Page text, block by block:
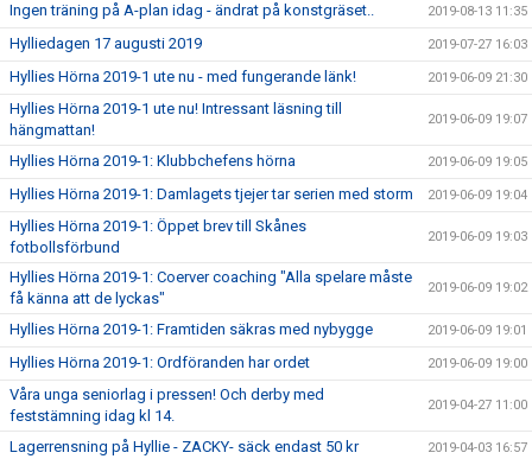
Ingen träning på A-plan idag - ändrat på konstgräset.. 2019-08-13 11:35
Hylliedagen 17 augusti 2019 2019-07-27 16:03
Hyllies Hörna 2019-1 ute nu - med fungerande länk! 2019-06-09 21:30
Hyllies Hörna 2019-1 ute nu! Intressant läsning till
hängmattan!
2019-06-09 19:07
Hyllies Hörna 2019-1: Klubbchefens hörna 2019-06-09 19:05
Hyllies Hörna 2019-1: Damlagets tjejer tar serien med storm 2019-06-09 19:04
Hyllies Hörna 2019-1: Öppet brev till Skånes
fotbollsförbund
2019-06-09 19:03
Hyllies Hörna 2019-1: Coerver coaching "Alla spelare måste
få känna att de lyckas"
2019-06-09 19:02
Hyllies Hörna 2019-1: Framtiden säkras med nybygge 2019-06-09 19:01
Hyllies Hörna 2019-1: Ordföranden har ordet 2019-06-09 19:00
Våra unga seniorlag i pressen! Och derby med
feststämning idag kl 14.
2019-04-27 11:00
Lagerrensning på Hyllie - ZACKY- säck endast 50 kr 2019-04-03 16:57